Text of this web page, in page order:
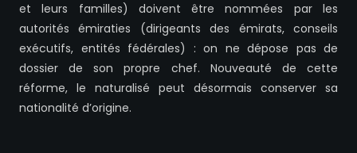
et leurs familles) doivent être nommées par les
autorités émiraties (dirigeants des émirats, conseils
exécutifs, entités fédérales) : on ne dépose pas de
dossier de son propre chef. Nouveauté de cette
réforme, le naturalisé peut désormais conserver sa
nationalité d’origine.